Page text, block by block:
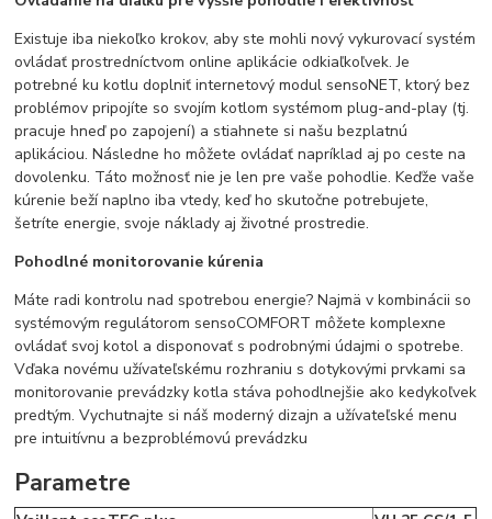
Existuje iba niekoľko krokov, aby ste mohli nový vykurovací systém
ovládať prostredníctvom online aplikácie odkiaľkoľvek. Je
potrebné ku kotlu doplniť internetový modul sensoNET, ktorý bez
problémov pripojíte so svojím kotlom systémom plug-and-play (tj.
pracuje hneď po zapojení) a stiahnete si našu bezplatnú
aplikáciou. Následne ho môžete ovládať napríklad aj po ceste na
dovolenku. Táto možnosť nie je len pre vaše pohodlie. Keďže vaše
kúrenie beží naplno iba vtedy, keď ho skutočne potrebujete,
šetríte energie, svoje náklady aj životné prostredie.
Pohodlné monitorovanie kúrenia
Máte radi kontrolu nad spotrebou energie? Najmä v kombinácii so
systémovým regulátorom sensoCOMFORT môžete komplexne
ovládať svoj kotol a disponovať s podrobnými údajmi o spotrebe.
Vďaka novému užívateľskému rozhraniu s dotykovými prvkami sa
monitorovanie prevádzky kotla stáva pohodlnejšie ako kedykoľvek
predtým. Vychutnajte si náš moderný dizajn a užívateľské menu
pre intuitívnu a bezproblémovú prevádzku
Parametre